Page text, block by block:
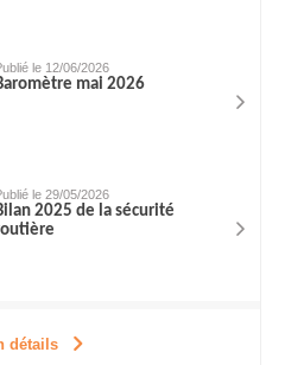
le 12/06/2026
mai 2026
le 29/05/2026
2025 de la sécurité
détails